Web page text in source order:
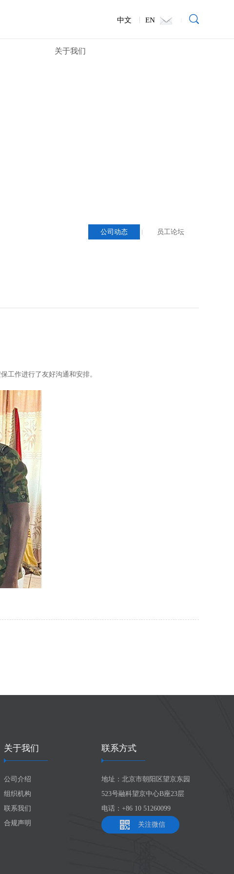
中文 EN
关于我们
公司动态 员工论坛
工作进行了友好沟通和安排。
关于我们
公司介绍
组织机构
联系我们
合规声明
联系方式
地址：北京市朝阳区望京东园
523号融科望京中心B座23层
电话：+86 10 51260099
关注微信